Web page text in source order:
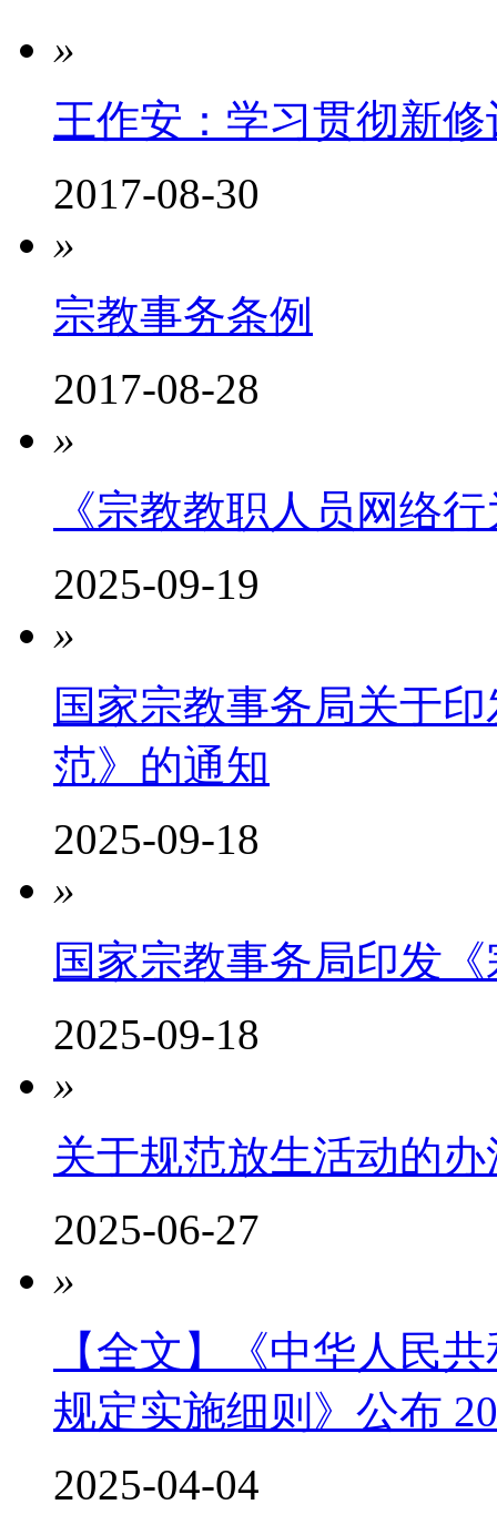
»
王作安：学习贯彻新
2017-08-30
»
宗教事务条例
2017-08-28
»
《宗教教职人员网络
2025-09-19
»
国家宗教事务局关于
范》的通知
2025-09-18
»
国家宗教事务局印发
2025-09-18
»
关于规范放生活动的办
2025-06-27
»
【全文】《中华人民
规定实施细则》公布
2025-04-04